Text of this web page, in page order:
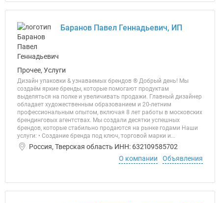
Баранов Павел Геннадьевич, ИП
Прочее, Услуги
Дизайн упаковки & узнаваемых брендов ® Добрый день! Мы
создаём яркие бренды, которые помогают продуктам
выделяться на полке и увеличивать продажи. Главный дизайнер
обладает художественным образованием и 20-летним
профессиональным опытом, включая 8 лет работы в московских
брендинговых агентствах. Мы создали десятки успешных
брендов, которые стабильно продаются на рынке годами Наши
услуги: • Создание бренда под ключ, торговой марки и...
Россия, Тверская область ИНН: 632109585702
О компании
Объявления